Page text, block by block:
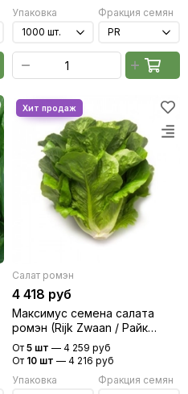
Упаковка
Фракция семян
Салат ромэн
4 418 руб
Максимус семена салата
ромэн (Rijk Zwaan / Райк
Цваан)
От 5 шт — 4 259 руб
От 10 шт — 4 216 руб
Упаковка
Фракция семян